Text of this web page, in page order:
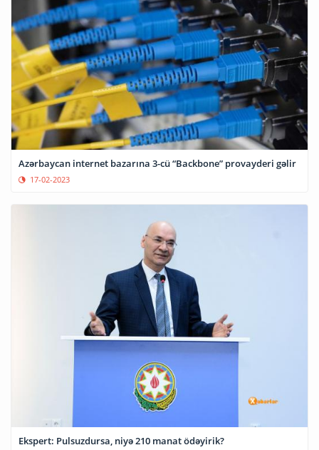
Azərbaycan internet bazarına 3-cü “Backbone” provayderi gəlir
17-02-2023
Ekspert: Pulsuzdursa, niyə 210 manat ödəyirik?